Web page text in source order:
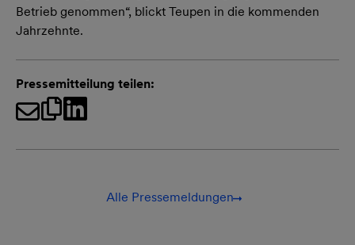
Betrieb genommen“, blickt Teupen in die kommenden
Jahrzehnte.
Pressemitteilung teilen:
Alle Pressemeldungen